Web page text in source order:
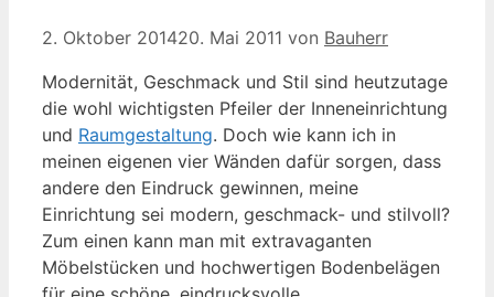
2. Oktober 201420. Mai 2011 von Bauherr
Modernität, Geschmack und Stil sind heutzutage
die wohl wichtigsten Pfeiler der Inneneinrichtung
und Raumgestaltung. Doch wie kann ich in
meinen eigenen vier Wänden dafür sorgen, dass
andere den Eindruck gewinnen, meine
Einrichtung sei modern, geschmack- und stilvoll?
Zum einen kann man mit extravaganten
Möbelstücken und hochwertigen Bodenbelägen